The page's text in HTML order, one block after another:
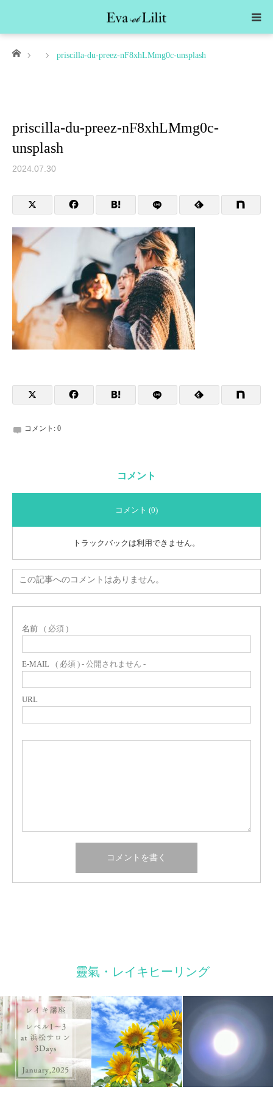
ホーム priscilla-du-preez-nF8xhLMmg0c-unsplash
priscilla-du-preez-nF8xhLMmg0c-
unsplash
2024.07.30
コメント: 0
コメント
コメント (0)
トラックバックは利用できません。
この記事へのコメントはありません。
名前 ( 必須 )
E-MAIL ( 必須 ) - 公開されません -
URL
靈氣・レイキヒーリング